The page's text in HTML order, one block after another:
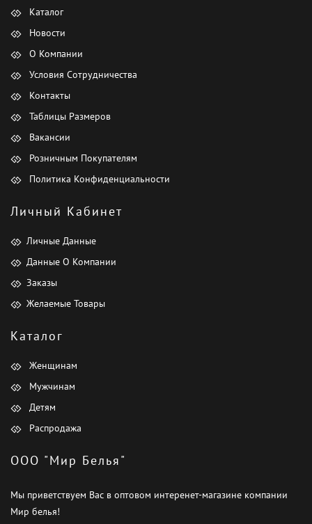
Каталог
Новости
О Компании
Условия Сотрудничества
Контакты
Таблицы Размеров
Вакансии
Розничным Покупателям
Политика Конфиденциальности
Личный Кабинет
Личные Данные
Данные О Компании
Заказы
Желаемые Товары
Каталог
Женщинам
Мужчинам
Детям
Распродажа
ООО "Мир Белья"
Мы приветствуем Вас в оптовом интеренет-магазине компании
Мир белья!